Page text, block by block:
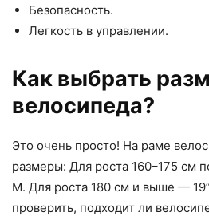
Безопасность.
Легкость в управлении.
Как выбрать
велосипеда?
Это очень просто! На раме
размеры: Для роста 160–175 см
M. Для роста 180 см и выше —
проверить, подходит ли